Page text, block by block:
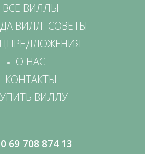
ВСЕ ВИЛЛЫ
ВИЛЛ: СОВЕТЫ
О НАС
КОНТАКТЫ
ВИЛЛУ
69 708 874 13